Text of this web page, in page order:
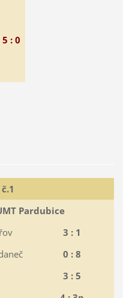
5 : 0
Pardubice
3 : 1
0 : 8
3 : 5